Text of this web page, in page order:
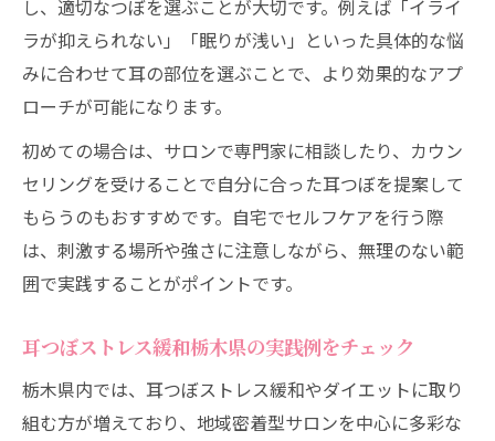
し、適切なつぼを選ぶことが大切です。例えば「イライ
ラが抑えられない」「眠りが浅い」といった具体的な悩
みに合わせて耳の部位を選ぶことで、より効果的なアプ
ローチが可能になります。
初めての場合は、サロンで専門家に相談したり、カウン
セリングを受けることで自分に合った耳つぼを提案して
もらうのもおすすめです。自宅でセルフケアを行う際
は、刺激する場所や強さに注意しながら、無理のない範
囲で実践することがポイントです。
耳つぼストレス緩和栃木県の実践例をチェック
栃木県内では、耳つぼストレス緩和やダイエットに取り
組む方が増えており、地域密着型サロンを中心に多彩な